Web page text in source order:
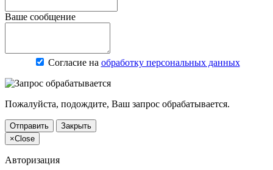
Ваше сообщение
Согласие на обработку персональных данных
Пожалуйста, подождите, Ваш запрос обрабатывается.
Отправить
Закрыть
×Close
Авторизация